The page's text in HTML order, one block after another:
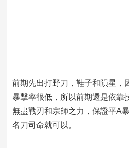
前期先出打野刀，鞋子和隕星，
暴擊率很低，所以前期還是依靠
無盡戰刃和宗師之力，保證平A
名刀司命就可以。